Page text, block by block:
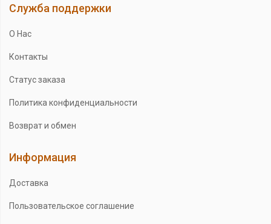
Служба поддержки
О Нас
Контакты
Статус заказа
Политика конфиденциальности
Возврат и обмен
Информация
Доставка
Пользовательское соглашение